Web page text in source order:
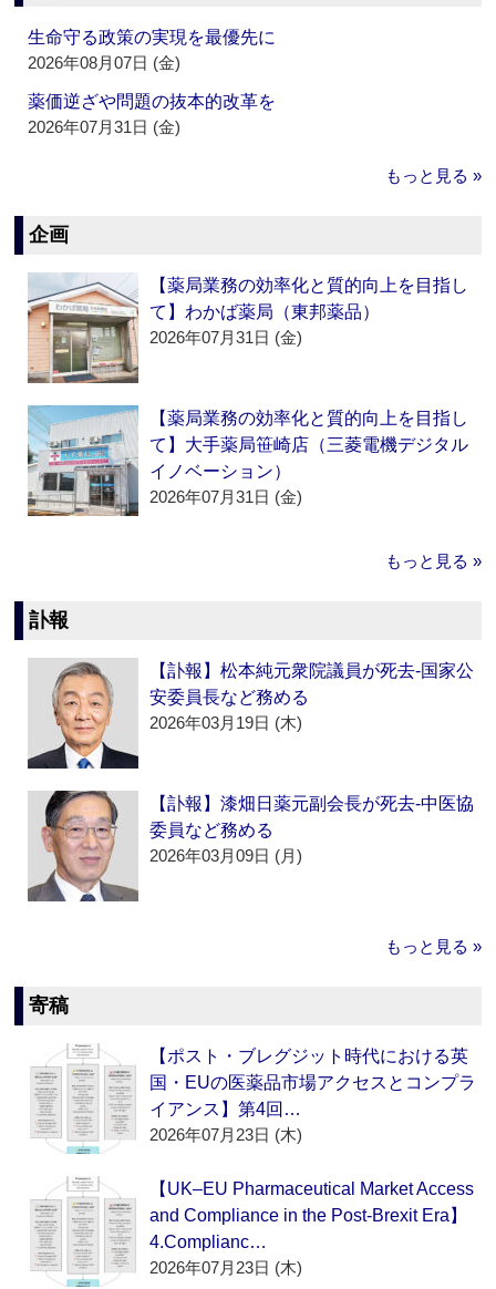
生命守る政策の実現を最優先に
2026年08月07日 (金)
薬価逆ざや問題の抜本的改革を
2026年07月31日 (金)
もっと見る »
企画
【薬局業務の効率化と質的向上を目指し
て】わかば薬局（東邦薬品）
2026年07月31日 (金)
【薬局業務の効率化と質的向上を目指し
て】大手薬局笹崎店（三菱電機デジタル
イノベーション）
2026年07月31日 (金)
もっと見る »
訃報
【訃報】松本純元衆院議員が死去‐国家公
安委員長など務める
2026年03月19日 (木)
【訃報】漆畑日薬元副会長が死去‐中医協
委員など務める
2026年03月09日 (月)
もっと見る »
寄稿
【ポスト・ブレグジット時代における英
国・EUの医薬品市場アクセスとコンプラ
イアンス】第4回…
2026年07月23日 (木)
【UK–EU Pharmaceutical Market Access
and Compliance in the Post-Brexit Era】
4.Complianc…
2026年07月23日 (木)